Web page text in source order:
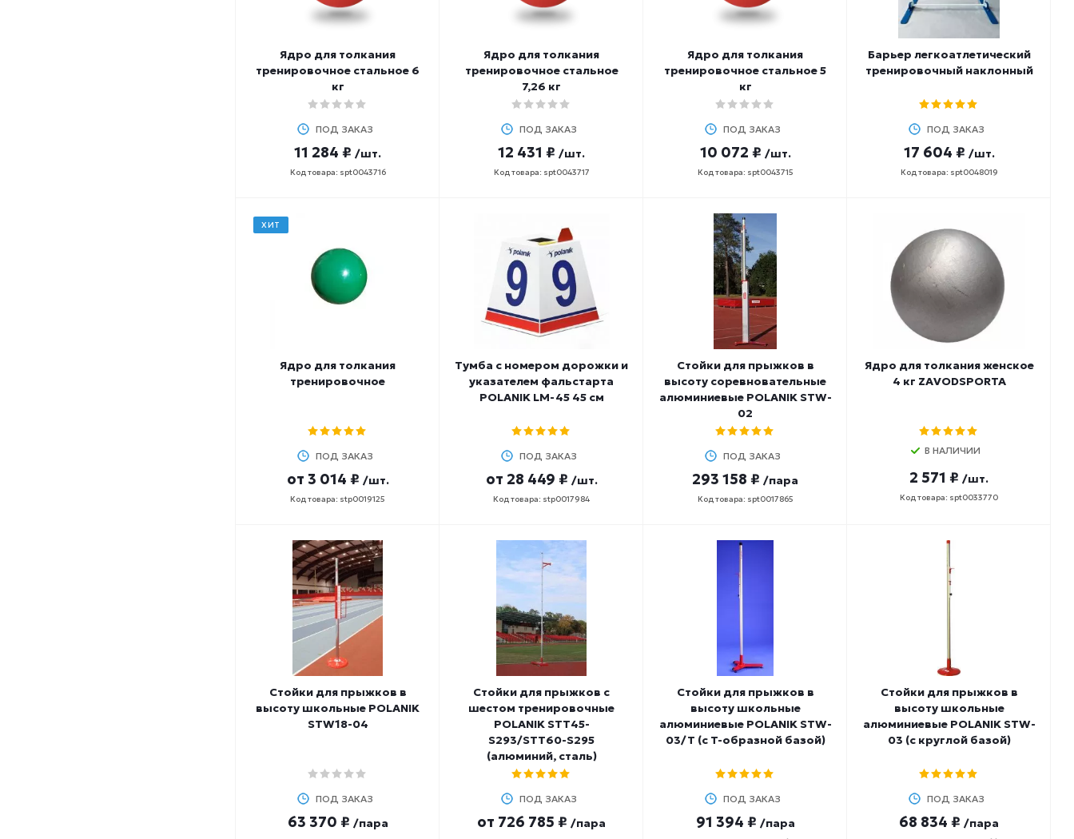
Ядро для толкания
тренировочное стальное 6
кг
ПОД ЗАКАЗ
11 284 ₽ /шт.
Код товара: spt0043716
Ядро для толкания
тренировочное стальное
7,26 кг
ПОД ЗАКАЗ
12 431 ₽ /шт.
Код товара: spt0043717
Ядро для толкания
тренировочное стальное 5
кг
ПОД ЗАКАЗ
10 072 ₽ /шт.
Код товара: spt0043715
Барьер легкоатлетический
тренировочный наклонный
ПОД ЗАКАЗ
17 604 ₽ /шт.
Код товара: spt0048019
ХИТ
Ядро для толкания
тренировочное
ПОД ЗАКАЗ
от 3 014 ₽ /шт.
Код товара: stp0019125
Тумба с номером дорожки и
указателем фальстарта
POLANIK LM-45 45 см
ПОД ЗАКАЗ
от 28 449 ₽ /шт.
Код товара: stp0017984
Стойки для прыжков в
высоту соревновательные
алюминиевые POLANIK STW-
02
ПОД ЗАКАЗ
293 158 ₽ /пара
Код товара: spt0017865
Ядро для толкания женское
4 кг ZAVODSPORTA
В НАЛИЧИИ
2 571 ₽ /шт.
Код товара: spt0033770
Стойки для прыжков в
высоту школьные POLANIK
STW18-04
ПОД ЗАКАЗ
63 370 ₽ /пара
Стойки для прыжков с
шестом тренировочные
POLANIK STT45-
S293/STT60-S295
(алюминий, сталь)
ПОД ЗАКАЗ
от 726 785 ₽ /пара
Стойки для прыжков в
высоту школьные
алюминиевые POLANIK STW-
03/T (с T-образной базой)
ПОД ЗАКАЗ
91 394 ₽ /пара
Стойки для прыжков в
высоту школьные
алюминиевые POLANIK STW-
03 (с круглой базой)
ПОД ЗАКАЗ
68 834 ₽ /пара